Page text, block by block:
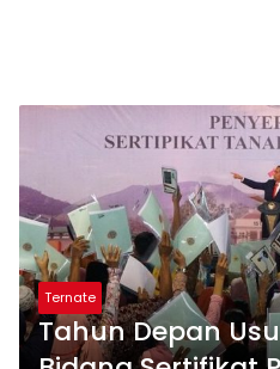
Ternate
Tahun Depan